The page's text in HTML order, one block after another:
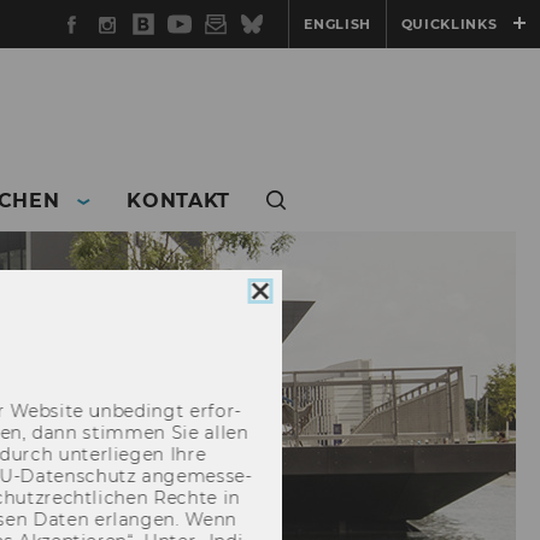
Facebook
Instagram
WU
Blog
YouTube
Newsletter
BlueskyENGLISH QUICKLINKS
KONTAKT
Cookie
Consent
schließen
Web­site un­be­dingt er­for­
dann stim­men Sie allen
un­ter­lie­gen Ihre
​Datenschutz an­ge­mes­se­
Rech­te in
Daten er­lan­gen. Wenn